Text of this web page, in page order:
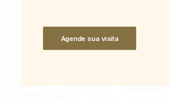
Agende sua visita